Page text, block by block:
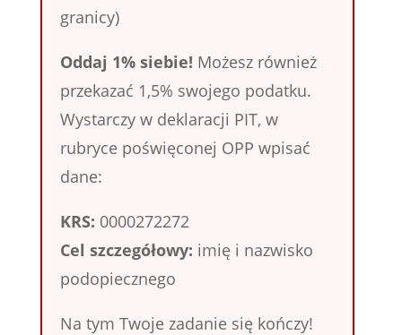
granicy)
Oddaj 1% siebie! Możesz również
przekazać 1,5% swojego podatku.
Wystarczy w deklaracji PIT, w
rubryce poświęconej OPP wpisać
dane:
KRS: 0000272272
Cel szczegółowy: imię i nazwisko
podopiecznego
Na tym Twoje zadanie się kończy!